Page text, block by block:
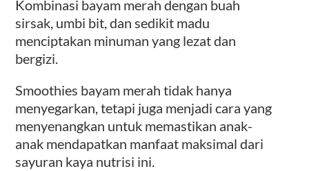
Kombinasi bayam merah dengan buah
sirsak, umbi bit, dan sedikit madu
menciptakan minuman yang lezat dan
bergizi.
Smoothies bayam merah tidak hanya
menyegarkan, tetapi juga menjadi cara yang
menyenangkan untuk memastikan anak-
anak mendapatkan manfaat maksimal dari
sayuran kaya nutrisi ini.